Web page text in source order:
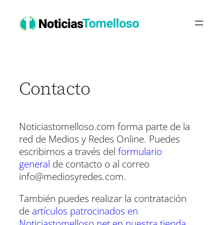
contenido
Contacto
Noticiastomelloso.com forma parte de la
red de Medios y Redes Online. Puedes
escribirnos a través del formulario
general de contacto o al correo
info@mediosyredes.com.
También puedes realizar la contratación
de artículos patrocinados en